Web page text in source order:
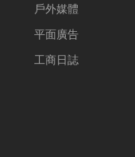
戶外媒體
平面廣告
工商日誌